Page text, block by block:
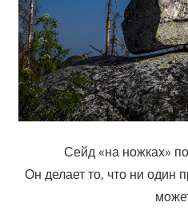
Сейд «на ножках»
Он делает то, что ни один